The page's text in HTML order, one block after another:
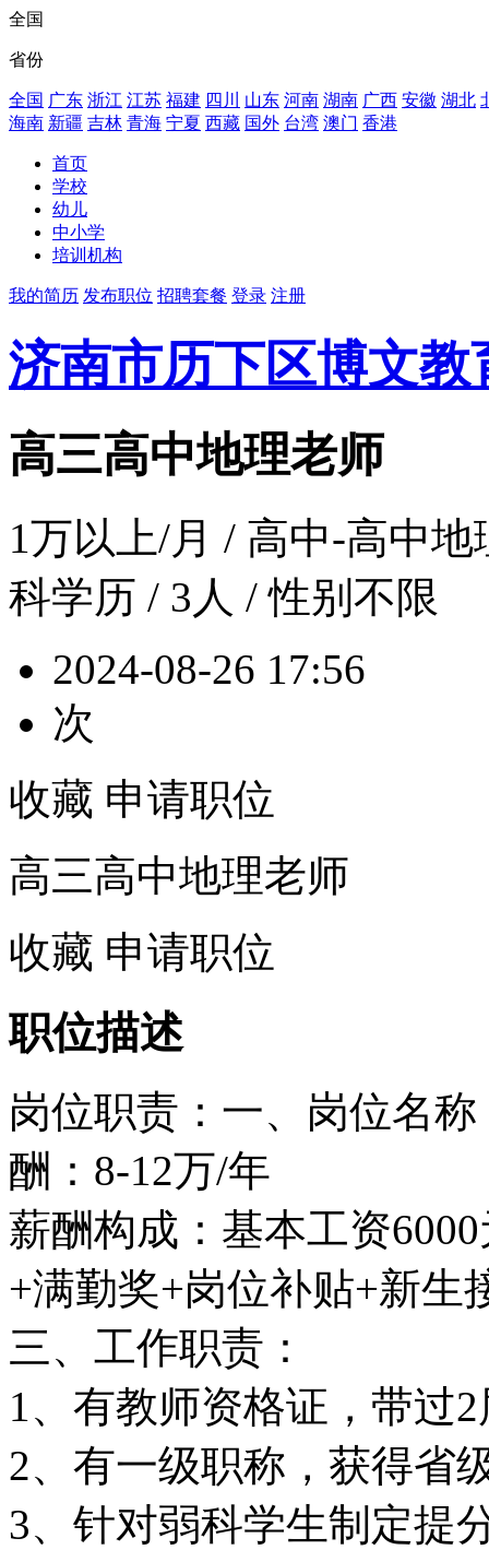
全国
省份
全国 广东 浙江 江苏 福建 四川 山东 河南 湖南 广西 安徽 湖北
海南 新疆 吉林 青海 宁夏 西藏 国外 台湾 澳门 香港
首页
学校
幼儿
中小学
培训机构
我的简历 发布职位 招聘套餐 登录 注册
济南市历下区博文教
高三高中地理老师
1万以上/月 / 高中-高中地
科学历 / 3人 / 性别不限
2024-08-26 17:56
次
收藏 申请职位
高三高中地理老师
收藏 申请职位
职位描述
岗位职责：一、岗位名
酬：8-12万/年
薪酬构成：基本工资
+满勤奖+岗位补贴+新生
三、工作职责：
1、有教师资格证，带过
2、有一级职称，获得省
3、针对弱科学生制定提